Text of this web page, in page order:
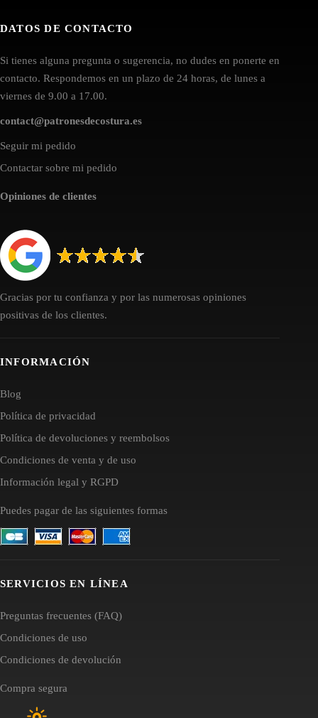
DATOS DE CONTACTO
Si tienes alguna pregunta o sugerencia, no dudes en ponerte en
contacto. Respondemos en un plazo de 24 horas, de lunes a
viernes de 9.00 a 17.00.
contact@patronesdecostura.es
Seguir mi pedido
Contactar sobre mi pedido
Opiniones de clientes
Gracias por tu confianza y por las numerosas opiniones
positivas de los clientes.
INFORMACIÓN
Blog
Política de privacidad
Política de devoluciones y reembolsos
Condiciones de venta y de uso
Información legal y RGPD
Puedes pagar de las siguientes formas
SERVICIOS EN LÍNEA
Preguntas frecuentes (FAQ)
Condiciones de uso
Condiciones de devolución
Compra segura